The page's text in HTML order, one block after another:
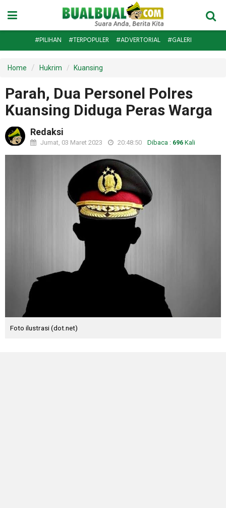
#PILIHAN #TERPOPULER #ADVERTORIAL #GALERI
Home Hukrim Kuansing
Parah, Dua Personel Polres
Kuansing Diduga Peras Warga
Redaksi
Jumat, 03 Maret 2023 20:48:50 Dibaca : 696 Kali
Foto ilustrasi (dot.net)